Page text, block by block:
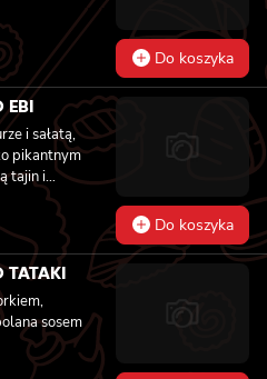
Do koszyka
EBI
i sałatą,
pikantnym
tajin i
Do koszyka
sosem